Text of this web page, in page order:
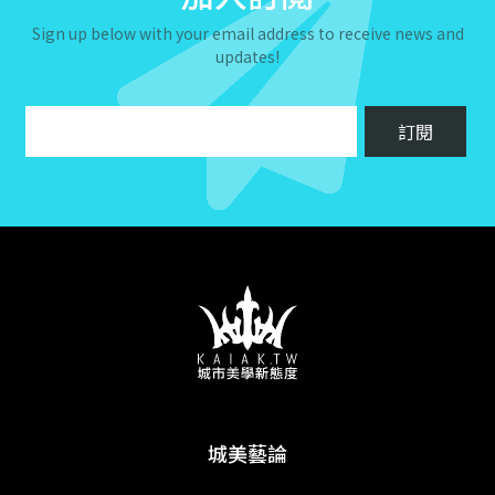
Sign up below with your email address to receive news and
updates!
城美藝論